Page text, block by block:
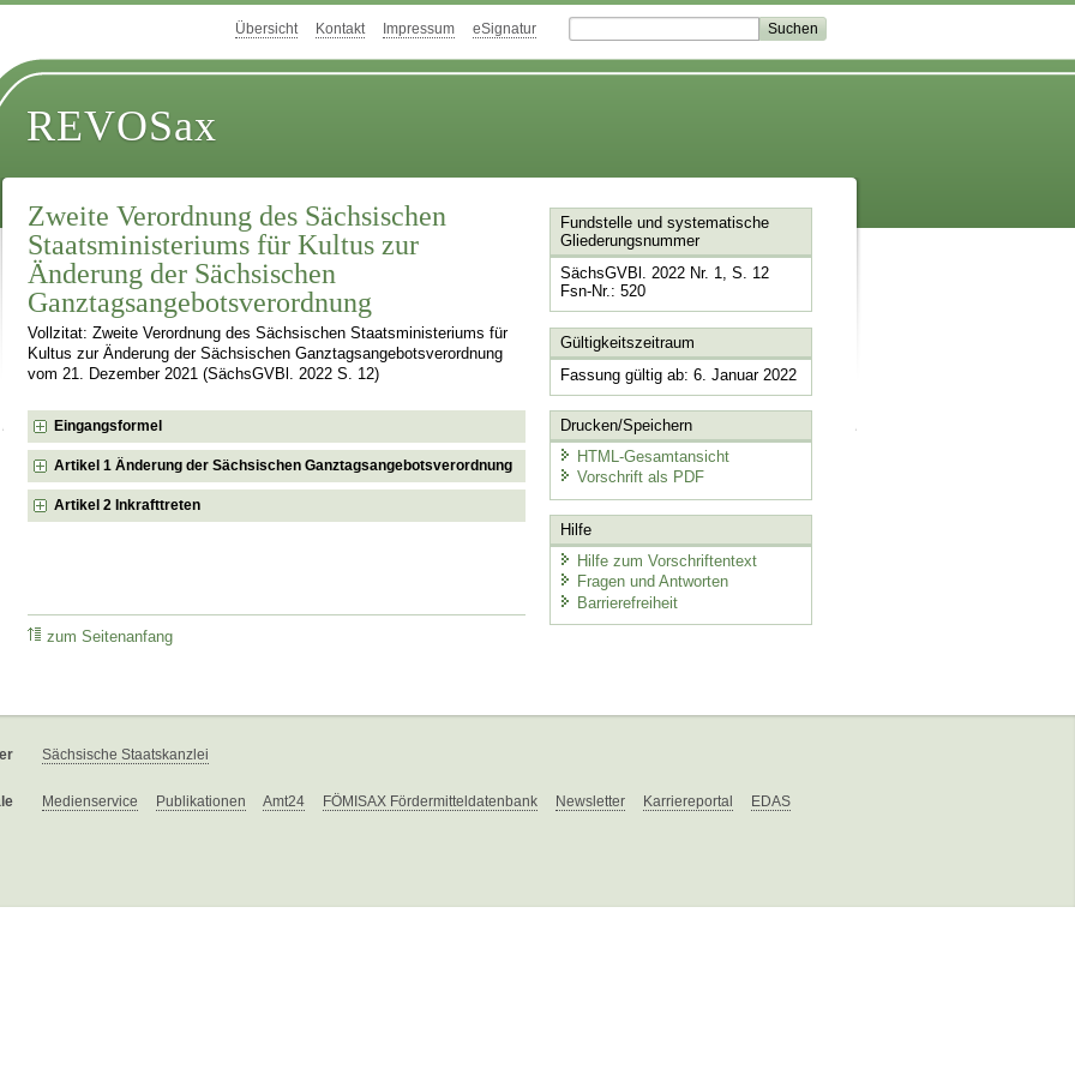
Übersicht Kontakt Impressum eSignatur
REVOSax
Zweite Verordnung des Sächsischen
Staatsministeriums für Kultus zur
Änderung der Sächsischen
Ganztagsangebotsverordnung
Vollzitat: Zweite Verordnung des Sächsischen Staatsministeriums für
Kultus zur Änderung der Sächsischen Ganztagsangebotsverordnung
vom 21. Dezember 2021 (SächsGVBl. 2022 S. 12)
Eingangsformel
Artikel 1 Änderung der Sächsischen Ganztagsangebotsverordnung
Artikel 2 Inkrafttreten
zum Seitenanfang
Fundstelle und systematische
Gliederungsnummer
SächsGVBl. 2022 Nr. 1, S. 12
Fsn-Nr.: 520
Gültigkeitszeitraum
Fassung gültig ab: 6. Januar 2022
Drucken/Speichern
HTML-Gesamtansicht
Vorschrift als PDF
Hilfe
Hilfe zum Vorschriftentext
Fragen und Antworten
Barrierefreiheit
Sächsische Staatskanzlei
Medienservice Publikationen Amt24 FÖMISAX Fördermitteldatenbank Newsletter Karriereportal EDAS